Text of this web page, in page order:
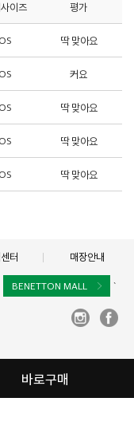
바로구매
이즈 평가
OS 딱 맞아요
OS 커요
OS 딱 맞아요
OS 딱 맞아요
OS 딱 맞아요
터 매장안내
BENETTON MALL `
이디지털타워)